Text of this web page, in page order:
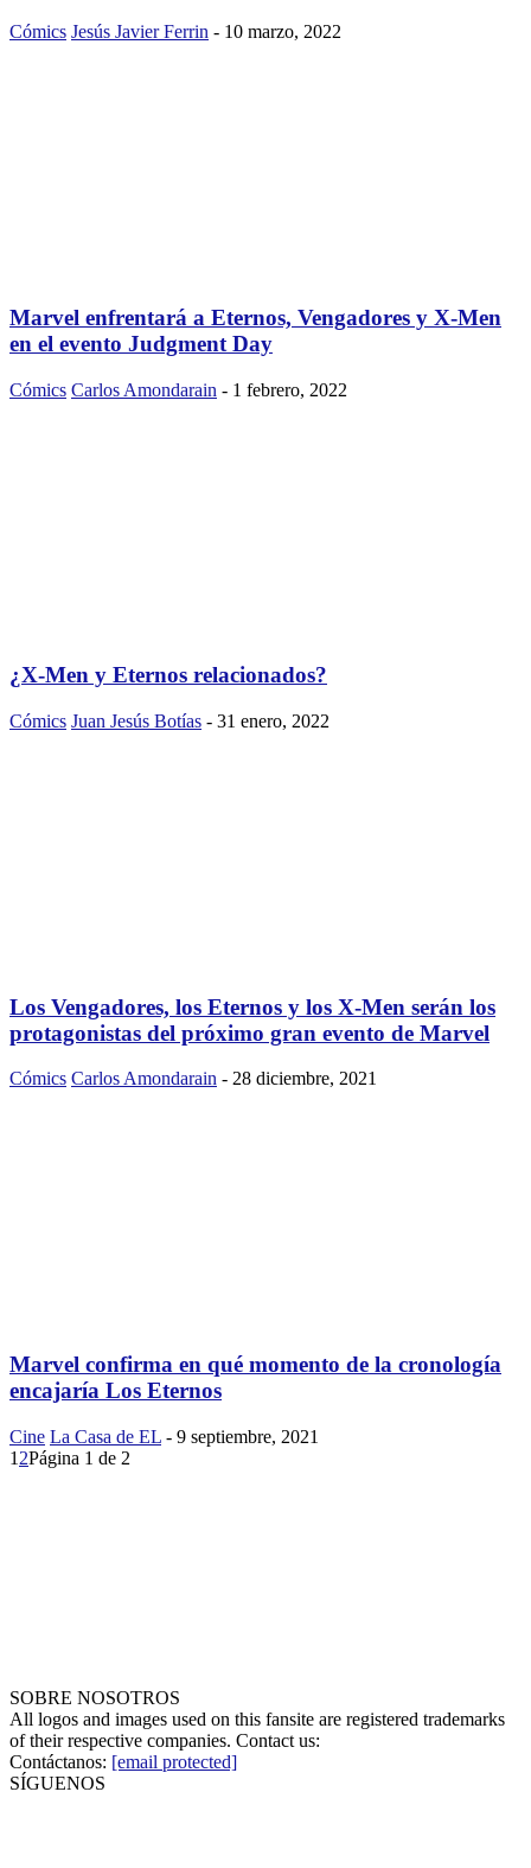
Cómics Jesús Javier Ferrin - 10 marzo, 2022
Marvel enfrentará a Eternos, Vengadores y X-Men
en el evento Judgment Day
Cómics Carlos Amondarain - 1 febrero, 2022
¿X-Men y Eternos relacionados?
Cómics Juan Jesús Botías - 31 enero, 2022
Los Vengadores, los Eternos y los X-Men serán los
protagonistas del próximo gran evento de Marvel
Cómics Carlos Amondarain - 28 diciembre, 2021
Marvel confirma en qué momento de la cronología
encajaría Los Eternos
Cine La Casa de EL - 9 septiembre, 2021
1 2Página 1 de 2
SOBRE NOSOTROS
All logos and images used on this fansite are registered trademarks
of their respective companies. Contact us:
Contáctanos: [email protected]
SÍGUENOS